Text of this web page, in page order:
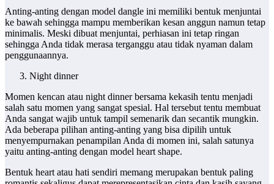
Anting-anting dengan model dangle ini memiliki bentuk menjuntai
ke bawah sehingga mampu memberikan kesan anggun namun tetap
minimalis. Meski dibuat menjuntai, perhiasan ini tetap ringan
sehingga Anda tidak merasa terganggu atau tidak nyaman dalam
penggunaannya.
Night dinner
Momen kencan atau night dinner bersama kekasih tentu menjadi
salah satu momen yang sangat spesial. Hal tersebut tentu membuat
Anda sangat wajib untuk tampil semenarik dan secantik mungkin.
Ada beberapa pilihan anting-anting yang bisa dipilih untuk
menyempurnakan penampilan Anda di momen ini, salah satunya
yaitu anting-anting dengan model heart shape.
Bentuk heart atau hati sendiri memang merupakan bentuk paling